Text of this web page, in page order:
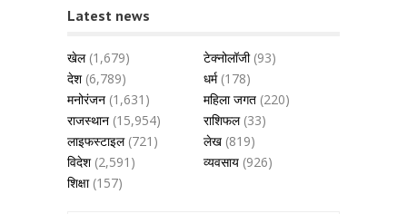
Latest news
खेल(1,679) टेक्नोलॉजी(93)
देश(6,789) धर्म(178)
मनोरंजन (1,631) महिला जगत (220)
राजस्थान (15,954) राशिफल(33)
लाइफस्टाइल(721) लेख (819)
विदेश(2,591) व्यवसाय (926)
शिक्षा(157)